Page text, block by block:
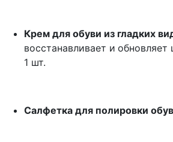
Крем для обуви из гладких
восстанавливает и обновляет
1 шт.
Салфетка для полировки